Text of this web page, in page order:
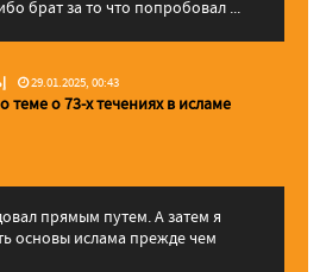
брат за то что попробовал ...
29.01.2025, 00:43
теме о 73-х течениях в исламе
прямым путем. А затем я
основы ислама прежде чем